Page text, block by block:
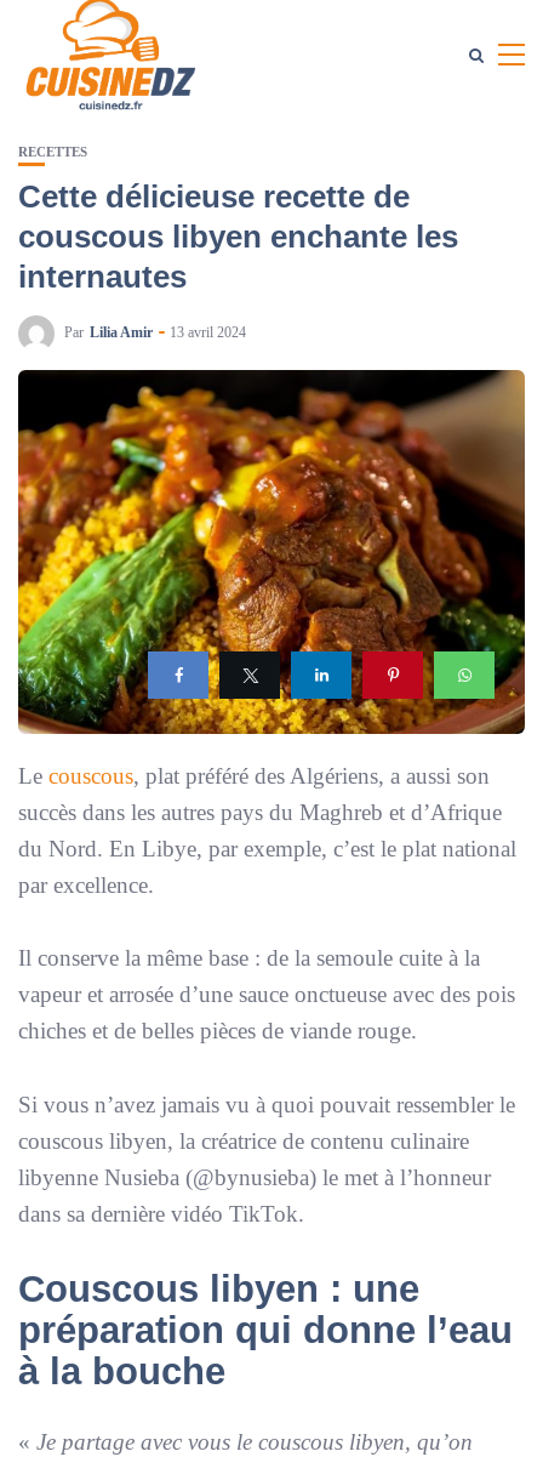
RECETTES
Cette délicieuse recette de
couscous libyen enchante les
internautes
Par Lilia Amir 13 avril 2024
Le couscous, plat préféré des Algériens, a aussi son
succès dans les autres pays du Maghreb et d’Afrique
du Nord. En Libye, par exemple, c’est le plat national
par excellence.
Il conserve la même base : de la semoule cuite à la
vapeur et arrosée d’une sauce onctueuse avec des pois
chiches et de belles pièces de viande rouge.
Si vous n’avez jamais vu à quoi pouvait ressembler le
couscous libyen, la créatrice de contenu culinaire
libyenne Nusieba (@bynusieba) le met à l’honneur
dans sa dernière vidéo TikTok.
Couscous libyen : une
préparation qui donne l’eau
à la bouche
« Je partage avec vous le couscous libyen, qu’on